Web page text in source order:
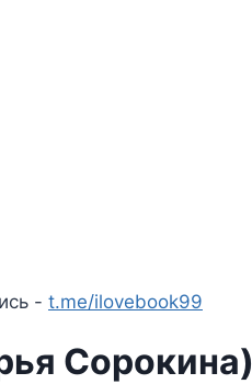
- t.me/ilovebook99
Сорокина)